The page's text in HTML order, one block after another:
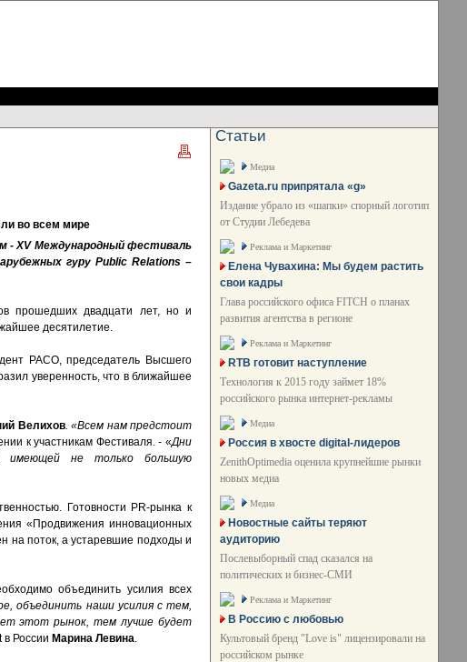
во всем мире
-XVМеждународный фестиваль
гуруPublic Relations –
прошедших двадцати лет, но и
десятилетие.
РАСО, председатель Высшего
уверенность, что в ближайшее
Велихов. «Всем нам предстоит
к участникам Фестиваля.-«Дни
имеющей не только большую
Готовности PR-рынка к
«Продвижения инновационных
на поток, а устаревшие подходы и
объединить усилия всех
объединить наши усилия с тем,
этот рынок, тем лучше будет
в России Марина Левина.
Статьи
Медиа
Gazeta.ru припрятала «g»
Издание убрало из «шапки» спорный логотип
от Студии Лебедева
Реклама и Маркетинг
Елена Чувахина: Мы будем растить
свои кадры
Глава российского офиса FITCH о планах
развития агентства в регионе
Реклама и Маркетинг
RTB готовит наступление
Технология к 2015 году займет 18%
российского рынка интернет-рекламы
Медиа
Россия в хвосте digital-лидеров
ZenithOptimedia оценила крупнейшие рынки
новых медиа
Медиа
Новостные сайты теряют
аудиторию
Послевыборный спад сказался на
политических и бизнес-СМИ
Реклама и Маркетинг
В Россию с любовью
Культовый бренд "Love is" лицензировали на
российском рынке